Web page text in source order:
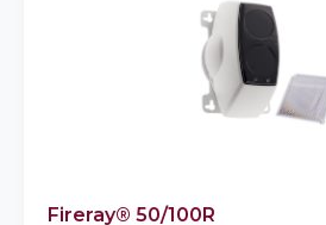
Fireray® 50/100R